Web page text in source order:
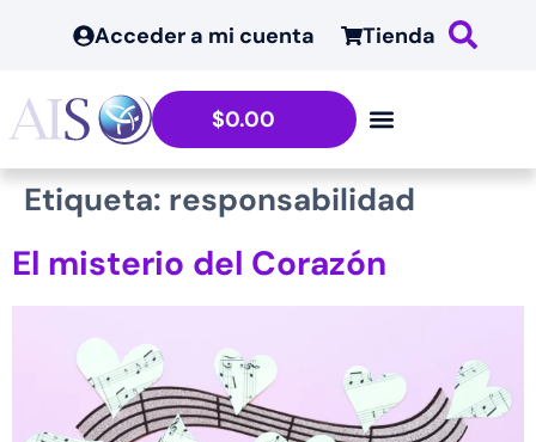
contenido
Acceder a mi cuenta Tienda
$0.00
Etiqueta: responsabilidad
El misterio del Corazón